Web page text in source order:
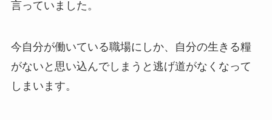
言っていました。
今自分が働いている職場にしか、自分の生きる糧
がないと思い込んでしまうと逃げ道がなくなって
しまいます。